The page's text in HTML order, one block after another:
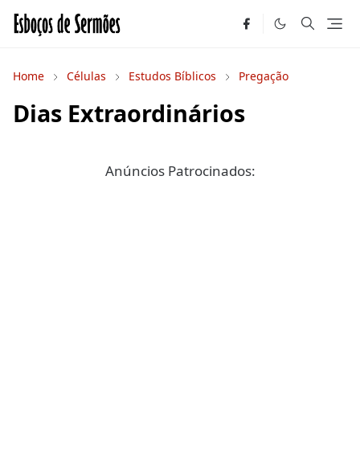
Home Células Estudos Bíblicos Pregação
Dias Extraordinários
Anúncios Patrocinados: